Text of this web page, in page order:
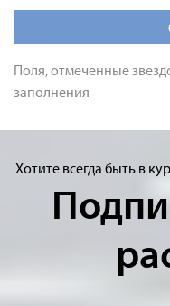
Поля, отмеченные
заполнения
Хотите всегда быть в